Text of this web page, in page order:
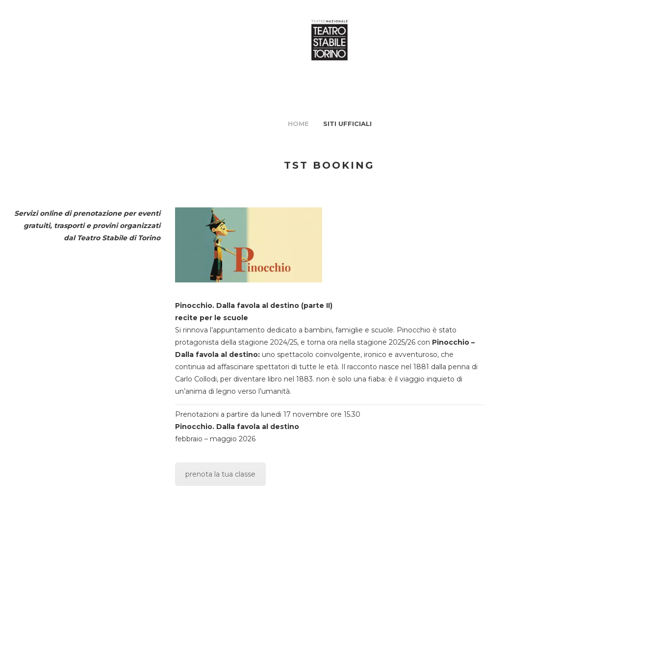
HOME SITI UFFICIALI
TST BOOKING
Servizi online di prenotazione per eventi
gratuiti, trasporti e provini organizzati
dal Teatro Stabile di Torino
Pinocchio. Dalla favola al destino (parte II)
recite per le scuole
Si rinnova l’appuntamento dedicato a bambini, famiglie e scuole. Pinocchio è stato
protagonista della stagione 2024/25, e torna ora nella stagione 2025/26 con Pinocchio –
Dalla favola al destino:uno spettacolo coinvolgente, ironico e avventuroso, che
continua ad affascinare spettatori di tutte le età. Il racconto nasce nel 1881 dalla penna di
Carlo Collodi, per diventare libro nel 1883. non è solo una fiaba: è il viaggio inquieto di
un’anima di legno verso l’umanità.
Prenotazioni a partire da lunedi 17 novembre ore 15.30
Pinocchio. Dalla favola al destino
febbraio – maggio 2026
prenota la tua classe